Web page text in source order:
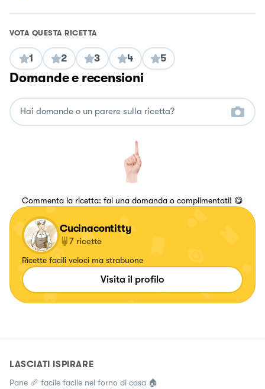
VOTA QUESTA RICETTA
1 2 3 4 5
Domande e recensioni
Commenta la ricetta: fai una domanda o complimentati! 😋
Cucinacontitty
7 ricette
Ricette facili veloci ma strabuone
Visita il profilo
LASCIATI ISPIRARE
Pane 🥖 facile facile nel forno di casa 🏠